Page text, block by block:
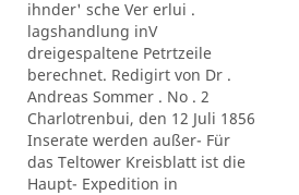
ihnder' sche Ver erlui .
lagshandlung inV
dreigespaltene Petrtzeile
berechnet. Redigirt von Dr .
Andreas Sommer . No . 2
Charlotrenbui, den 12 Juli 1856
Inserate werden außer- Für
das Teltower Kreisblatt ist die
Haupt- Expedition in